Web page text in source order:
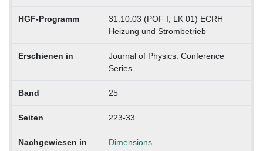
HGF-Programm
31.10.03 (POF I, LK 01) ECRH
Heizung und Strombetrieb
Erschienen in
Journal of Physics: Conference
Series
Band 25
Seiten 223-33
Nachgewiesen in
Dimensions